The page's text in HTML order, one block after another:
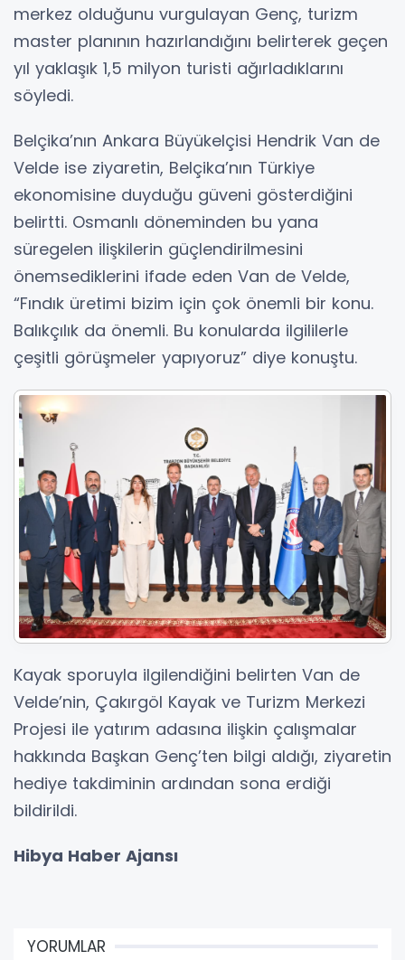
merkez olduğunu vurgulayan Genç, turizm
master planının hazırlandığını belirterek geçen
yıl yaklaşık 1,5 milyon turisti ağırladıklarını
söyledi.
Belçika’nın Ankara Büyükelçisi Hendrik Van de
Velde ise ziyaretin, Belçika’nın Türkiye
ekonomisine duyduğu güveni gösterdiğini
belirtti. Osmanlı döneminden bu yana
süregelen ilişkilerin güçlendirilmesini
önemsediklerini ifade eden Van de Velde,
“Fındık üretimi bizim için çok önemli bir konu.
Balıkçılık da önemli. Bu konularda ilgililerle
çeşitli görüşmeler yapıyoruz” diye konuştu.
Kayak sporuyla ilgilendiğini belirten Van de
Velde’nin, Çakırgöl Kayak ve Turizm Merkezi
Projesi ile yatırım adasına ilişkin çalışmalar
hakkında Başkan Genç’ten bilgi aldığı, ziyaretin
hediye takdiminin ardından sona erdiği
bildirildi.
Hibya Haber Ajansı
YORUMLAR